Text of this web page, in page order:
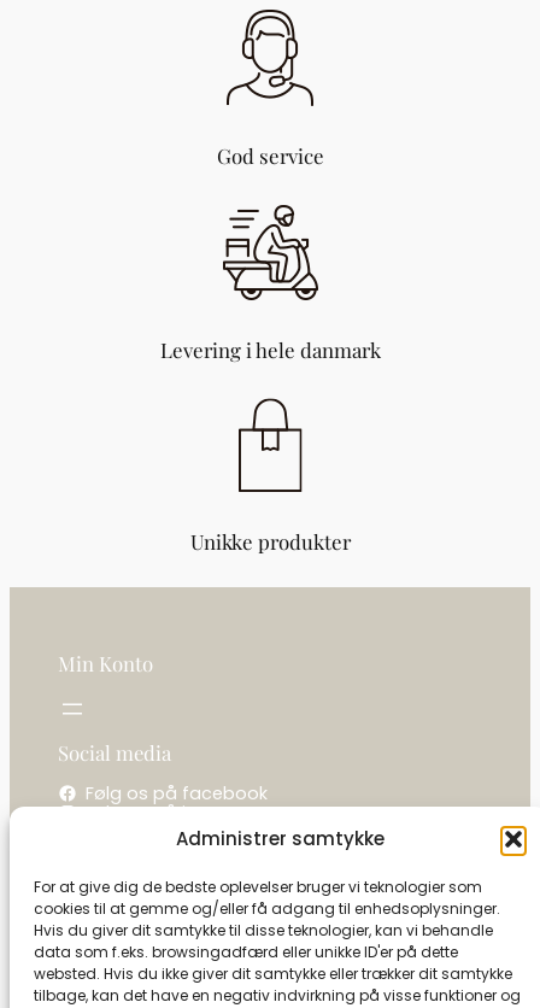
Administrer samtykke
For at give dig de bedste oplevelser bruger vi teknologier som
cookies til at gemme og/eller få adgang til enhedsoplysninger.
Hvis du giver dit samtykke til disse teknologier, kan vi behandle
data som f.eks. browsingadfærd eller unikke ID'er på dette
websted. Hvis du ikke giver dit samtykke eller trækker dit samtykke
tilbage, kan det have en negativ indvirkning på visse funktioner og
God service
Levering i hele danmark
Unikke produkter
Min Konto
Social media
Følg os på facebook
Følg os på instagram
La camelot / Kastel Vine
Ringholmvej 1
5853 Ørbæk
CVR: 27591493